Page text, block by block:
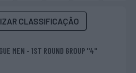
CLASSIFICAÇÃO
MEN - 1ST ROUND GROUP "4"